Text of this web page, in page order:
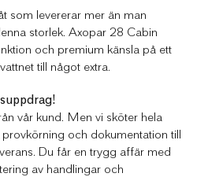
som levererar mer än man
storlek. Axopar 28 Cabin
och premium känsla på ett
till något extra.
vår kund. Men vi sköter hela
och dokumentation till
Du får en trygg affär med
av handlingar och